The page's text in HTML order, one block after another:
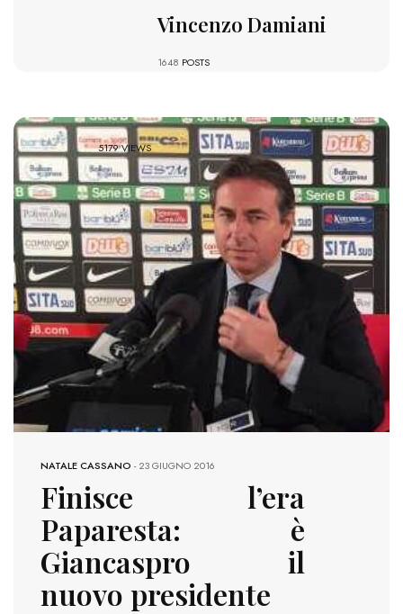
Vincenzo Damiani
1648 POSTS
5179 VIEWS
NATALE CASSANO -23 GIUGNO 2016
Finisce l’era
Paparesta: è
Giancaspro il
nuovo presidente